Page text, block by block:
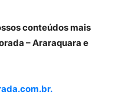
conteúdos mais
– Araraquara e